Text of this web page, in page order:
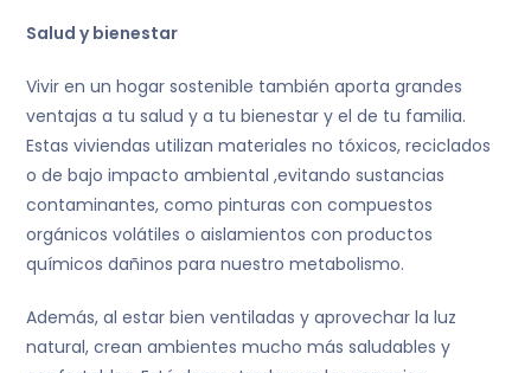
Salud y bienestar
Vivir en un hogar sostenible también aporta grandes
ventajas a tu salud y a tu bienestar y el de tu familia.
Estas viviendas utilizan materiales no tóxicos, reciclados
o de bajo impacto ambiental ,evitando sustancias
contaminantes, como pinturas con compuestos
orgánicos volátiles o aislamientos con productos
químicos dañinos para nuestro metabolismo.
Además, al estar bien ventiladas y aprovechar la luz
natural, crean ambientes mucho más saludables y